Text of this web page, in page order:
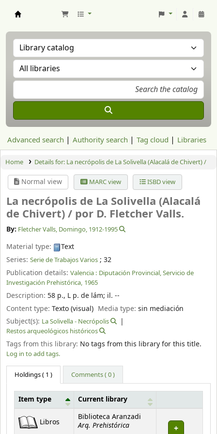
Advanced search Authority search Tag cloud Libraries
Home Details for: La necrópolis de La Solivella (Alacalá de Chivert) /
Normal view MARC view ISBD view
La necrópolis de La Solivella (Alacalá
de Chivert) / por D. Fletcher Valls.
By: Fletcher Valls, Domingo, 1912-1995
Material type:
Text
Series: Serie de Trabajos Varios ; 32
Publication details: Valencia : Diputación Provincial, Servicio de
Investigación Prehistórica, 1965
Description: 58 p., L p. de lám; il. --
Content type: Texto (visual) Media type:sin mediación
Subject(s): La Solivella - Necrópolis
Restos arqueológicos históricos
Tags from this library: No tags from this library for this title.
Log in to add tags.
Holdings( 1 ) Comments ( 0 )
Holdings
Item type Current library
Libros
Biblioteca Aranzadi
Arq. Prehistórica